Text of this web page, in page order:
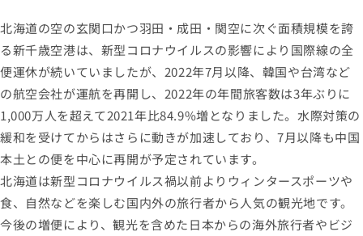
北海道の空の玄関口かつ羽田・成田・関空に次ぐ面積規模を誇
る新千歳空港は、新型コロナウイルスの影響により国際線の全
便運休が続いていましたが、2022年7月以降、韓国や台湾など
の航空会社が運航を再開し、2022年の年間旅客数は3年ぶりに
1,000万人を超えて2021年比84.9%増となりました。水際対策の
緩和を受けてからはさらに動きが加速しており、7月以降も中国
本土との便を中心に再開が予定されています。
北海道は新型コロナウイルス禍以前よりウィンタースポーツや
食、自然などを楽しむ国内外の旅行者から人気の観光地です。
今後の増便により、観光を含めた日本からの海外旅行者やビジ